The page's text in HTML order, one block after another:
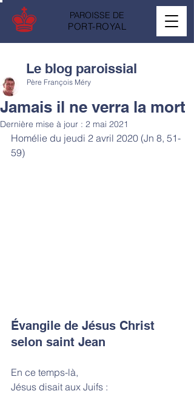
PAROISSE DE
PORT-ROYAL
Jamais il ne verra la mort
Père François Méry
Dernière mise à jour : 2 mai 2021
Homélie du jeudi 2 avril 2020 (Jn 8, 51-
59)
Évangile de Jésus Christ
selon saint Jean
En ce temps-là,
Jésus disait aux Juifs :
Le blog paroissial